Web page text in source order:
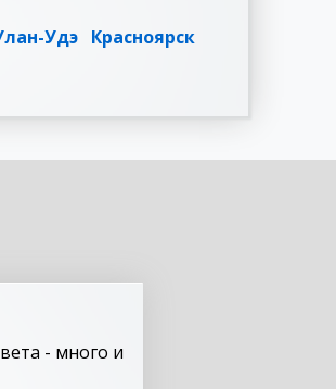
Удэ Красноярск
- много и